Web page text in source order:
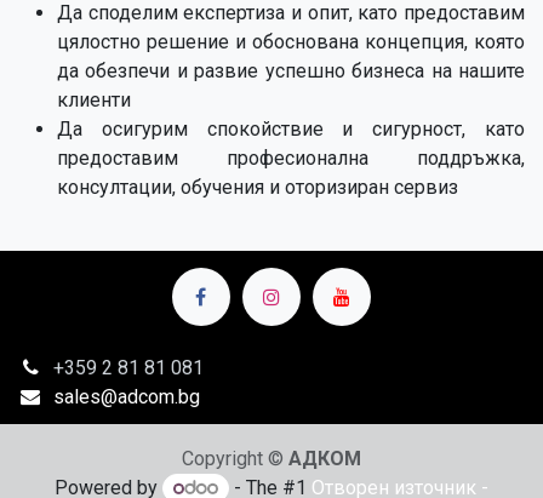
Да споделим експертиза и опит, като предоставим
цялостно решение и обоснована концепция, която
да обезпечи и развие успешно бизнеса на нашите
клиенти
Да осигурим спокойствие и сигурност, като
предоставим професионална поддръжка,
консултации, обучения и оторизиран сервиз
+359 2 81 81 081
sales@adcom.bg
Copyright © АДКОМ
Powered by
- The #1 Отворен източник -